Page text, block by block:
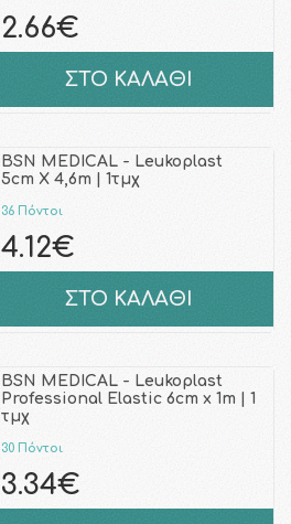
2.66€
ΣΤΟ ΚΑΛΑΘΙ
BSN MEDICAL - Leukoplast
5cm Χ 4,6m | 1τμχ
36 Πόντοι
4.12€
ΣΤΟ ΚΑΛΑΘΙ
BSN MEDICAL - Leukoplast
Professional Elastic 6cm x 1m | 1
τμχ
30 Πόντοι
3.34€